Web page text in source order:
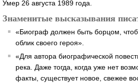
Умер 26 августа 1989 года.
Знаменитые высказывания
«Биограф должен быть борцом,
облик своего героя».
«Для автора биографической
река. Даже тогда, когда уже нет
факты, существует новое, свежее